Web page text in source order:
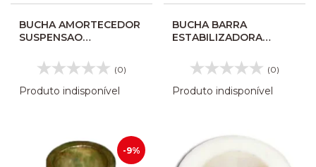
BUCHA AMORTECEDOR
SUSPENSAO
(0)
Produto indisponível
BUCHA BARRA
ESTABILIZADORA
6006014058003
(0)
Produto indisponível
-9%